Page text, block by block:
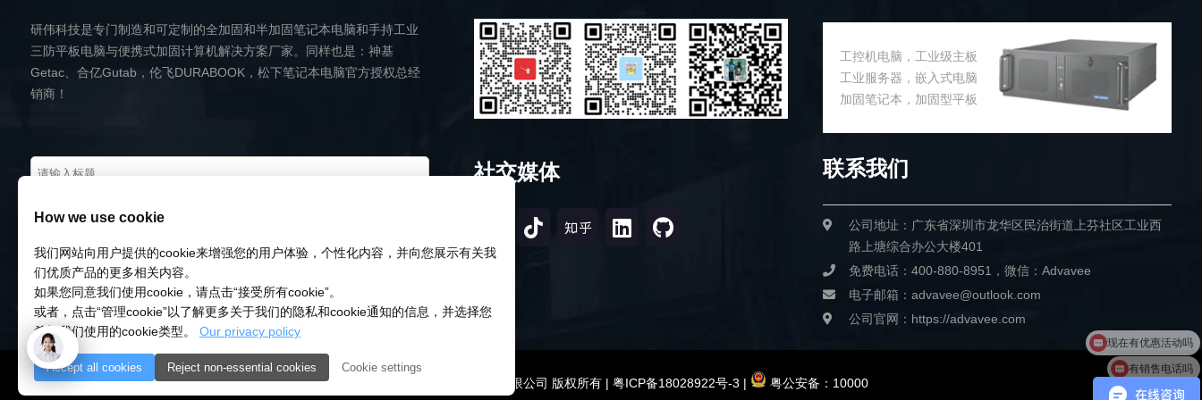
研伟科技是专门制造和可定制的全加固和半加固笔记本电脑和手持工业
三防平板电脑与便携式加固计算机解决方案厂家。同样也是：神基
Getac、合亿Gutab，伦飞DURABOOK，松下笔记本电脑官方授权总经
销商！
社交媒体
工控机电脑，工业级主板
工业服务器，嵌入式电脑
加固笔记本，加固型平板
联系我们
公司地址：广东省深圳市龙华区民治街道上芬社区工业西
路上塘综合办公大楼401
免费电话：400-880-8951，微信：Advavee
电子邮箱：advavee@outlook.com
公司官网：https://advavee.com
© 2018-2026 深圳市研伟科技有限公司 版权所有 | 粤ICP备18028922号-3 | 粤公安备：10000
How we use cookie
我们网站向用户提供的cookie来增强您的用户体验，个性化内容，并向您展示有关我
们优质产品的更多相关内容。
如果您同意我们使用cookie，请点击“接受所有cookie”。
或者，点击“管理cookie”以了解更多关于我们的隐私和cookie通知的信息，并选择您
希望我们使用的cookie类型。 Our privacy policy
Accept all cookies Reject non-essential cookies Cookie settings
有销售电话吗